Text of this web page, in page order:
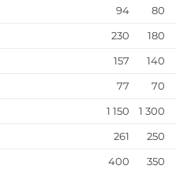
94
80
230
180
157
140
77
70
1 150
1 300
261
250
400
350